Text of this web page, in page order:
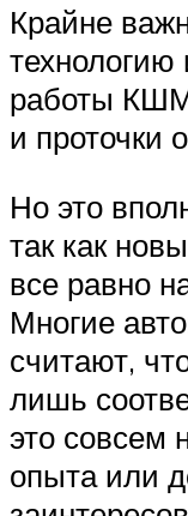
Крайне
работы
и проточки
Но это
так как
все равно
Многие
считают,
лишь
это совсем
опыта или